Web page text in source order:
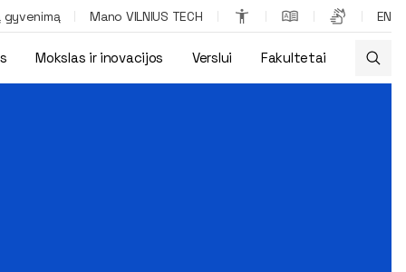
gyvenimą Mano VILNIUS TECH EN
Mokslas ir inovacijos Verslui Fakultetai